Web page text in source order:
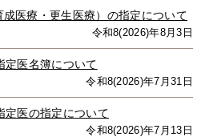
医療・更生医療）の指定について
令和8(2026)年8月3日
定医名簿について
令和8(2026)年7月31日
定医の指定について
令和8(2026)年7月13日